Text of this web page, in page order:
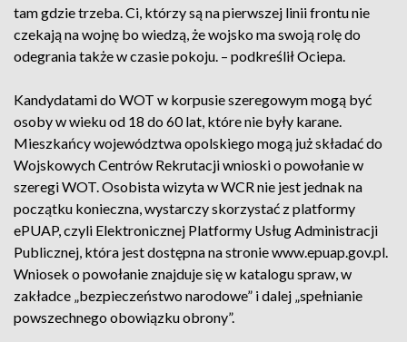
tam gdzie trzeba. Ci, którzy są na pierwszej linii frontu nie
czekają na wojnę bo wiedzą, że wojsko ma swoją rolę do
odegrania także w czasie pokoju. – podkreślił Ociepa.
Kandydatami do WOT w korpusie szeregowym mogą być
osoby w wieku od 18 do 60 lat, które nie były karane.
Mieszkańcy województwa opolskiego mogą już składać do
Wojskowych Centrów Rekrutacji wnioski o powołanie w
szeregi WOT. Osobista wizyta w WCR nie jest jednak na
początku konieczna, wystarczy skorzystać z platformy
ePUAP, czyli Elektronicznej Platformy Usług Administracji
Publicznej, która jest dostępna na stronie www.epuap.gov.pl.
Wniosek o powołanie znajduje się w katalogu spraw, w
zakładce „bezpieczeństwo narodowe” i dalej „spełnianie
powszechnego obowiązku obrony”.